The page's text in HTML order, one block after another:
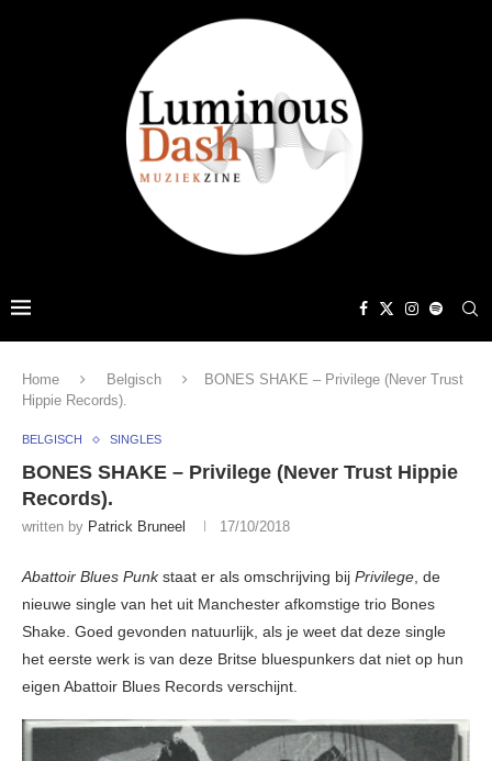
Home Belgisch
BONES SHAKE – Privilege (Never Trust
Hippie Records).
BELGISCH SINGLES
BONES SHAKE – Privilege (Never Trust Hippie
Records).
written by Patrick Bruneel 17/10/2018
Abattoir Blues Punkstaat er als omschrijving bij Privilege, de
nieuwe single van het uit Manchester afkomstige trio Bones
Shake. Goed gevonden natuurlijk, als je weet dat deze single
het eerste werk is van deze Britse bluespunkers dat niet op hun
eigen Abattoir Blues Records verschijnt.